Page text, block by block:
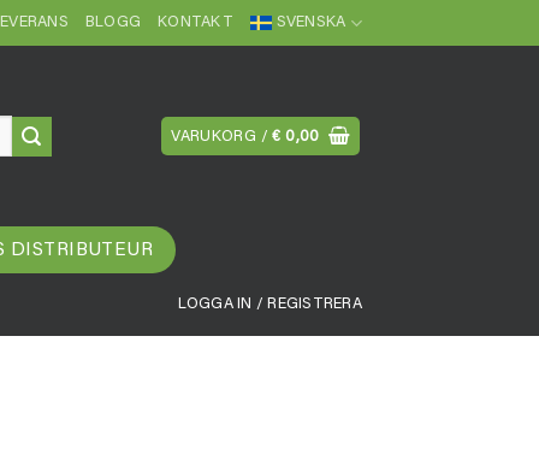
BLOGG KONTAKT SVENSKA
VARUKORG /€ 0,00
DISTRIBUTEUR
LOGGA IN / REGISTRERA